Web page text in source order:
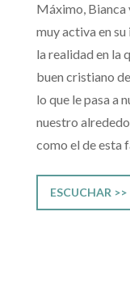
Máximo, Bianca
muy activa en
la realidad en la
buen cristiano
lo que le pasa a
nuestro
como el de esta
ESCUCHAR >>